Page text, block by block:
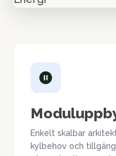
Enkelt skalbar
kylbehov och